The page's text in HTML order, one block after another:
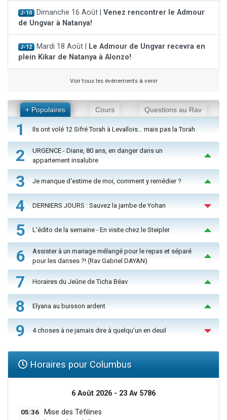
J-10 Dimanche 16 Août | Venez rencontrer le Admour
de Ungvar à Natanya!
J-12 Mardi 18 Août |
Le Admour de Ungvar recevra en
plein Kikar de Natanya à Alonzo!
Voir tous les événements à venir
+ Populaires Cours Questions au Rav
1 Ils ont volé 12 Sifré Torah à Levallois… mais pas la Torah
2
URGENCE - Diane, 80 ans, en danger dans un
appartement insalubre
3 Je manque d'estime de moi, comment y remédier ?
4 DERNIERS JOURS : Sauvez la jambe de Yohan
5 L'édito de la semaine - En visite chez le Steipler
6
Assister à un mariage mélangé pour le repas et séparé
pour les danses ?! (Rav Gabriel DAYAN)
7 Horaires du Jeûne de Ticha Béav
8 Elyana au buisson ardent
9 4 choses à ne jamais dire à quelqu'un en deuil
Horaires pour Columbus
6 Août 2026 - 23 Av 5786
05:36 Mise des Téfilines